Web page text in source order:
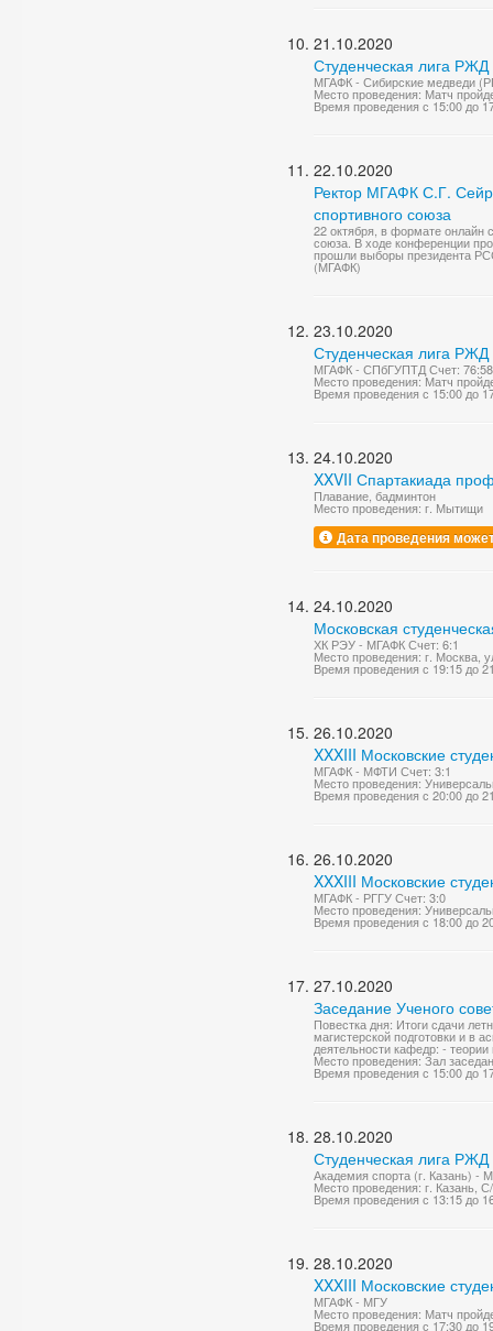
21.10.2020
Студенческая лига
МГАФК - Сибирские медведи
Место проведения: Матч
Время проведения с 15:00 до
22.10.2020
Ректор МГАФК С.Г.
спортивного союза
22 октября, в формате онлайн
союза. В ходе конференции
прошли выборы президента
(МГАФК)
23.10.2020
Студенческая лига
МГАФК - СПбГУПТД Счет: 76:58
Место проведения: Матч
Время проведения с 15:00 до
24.10.2020
XXVII Спартакиада
Плавание, бадминтон
Место проведения: г. Мытищи
Дата проведения
24.10.2020
Московская
ХК РЭУ - МГАФК Счет: 6:1
Место проведения: г.
Время проведения с 19:15 до
26.10.2020
XXXIII Московские
МГАФК - МФТИ Счет: 3:1
Место проведения:
Время проведения с 20:00 до
26.10.2020
XXXIII Московские
МГАФК - РГГУ Счет: 3:0
Место проведения:
Время проведения с 18:00 до
27.10.2020
Заседание Ученого
Повестка дня: Итоги сдачи
магистерской подготовки и
деятельности кафедр: -
Место проведения: Зал
Время проведения с 15:00 до
28.10.2020
Студенческая лига
Академия спорта (г. Казань) -
Место проведения: г. Казань,
Время проведения с 13:15 до
28.10.2020
XXXIII Московские
МГАФК - МГУ
Место проведения: Матч
Время проведения с 17:30 до